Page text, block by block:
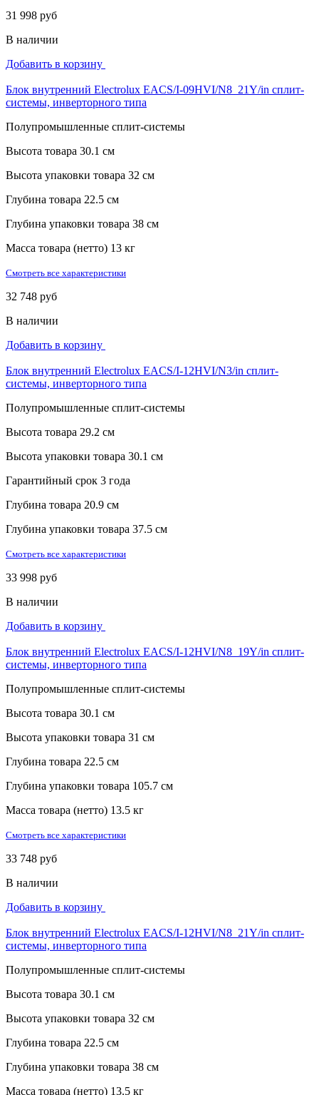
31 998 руб
В наличии
Добавить в корзину
Блок внутренний Electrolux EACS/I-09HVI/N8_21Y/in сплит-
системы, инверторного типа
Полупромышленные сплит-системы
Высота товара 30.1 см
Высота упаковки товара 32 см
Глубина товара 22.5 см
Глубина упаковки товара 38 см
Масса товара (нетто) 13 кг
Смотреть все характеристики
32 748 руб
В наличии
Добавить в корзину
Блок внутренний Electrolux EACS/I-12HVI/N3/in сплит-
системы, инверторного типа
Полупромышленные сплит-системы
Высота товара 29.2 см
Высота упаковки товара 30.1 см
Гарантийный срок 3 года
Глубина товара 20.9 см
Глубина упаковки товара 37.5 см
Смотреть все характеристики
33 998 руб
В наличии
Добавить в корзину
Блок внутренний Electrolux EACS/I-12HVI/N8_19Y/in сплит-
системы, инверторного типа
Полупромышленные сплит-системы
Высота товара 30.1 см
Высота упаковки товара 31 см
Глубина товара 22.5 см
Глубина упаковки товара 105.7 см
Масса товара (нетто) 13.5 кг
Смотреть все характеристики
33 748 руб
В наличии
Добавить в корзину
Блок внутренний Electrolux EACS/I-12HVI/N8_21Y/in сплит-
системы, инверторного типа
Полупромышленные сплит-системы
Высота товара 30.1 см
Высота упаковки товара 32 см
Глубина товара 22.5 см
Глубина упаковки товара 38 см
Масса товара (нетто) 13.5 кг